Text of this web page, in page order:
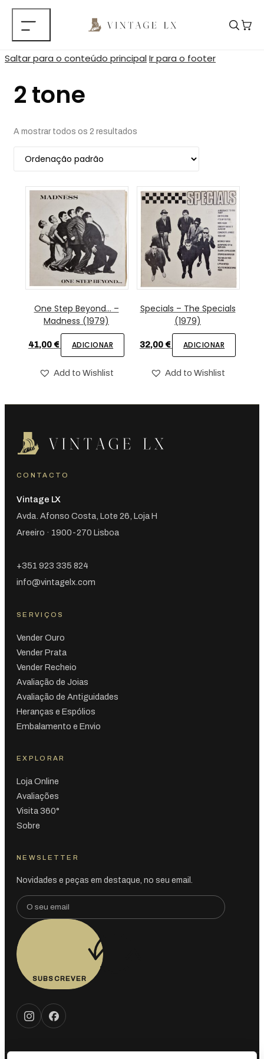
Saltar para o conteúdo principalIr para o footer
2 tone
A mostrar todos os 2 resultados
One Step Beyond… –
Madness (1979)
41,00 € ADICIONAR
Add to Wishlist
Specials – The Specials
(1979)
32,00 € ADICIONAR
Add to Wishlist
CONTACTO
Vintage LX
Avda. Afonso Costa, Lote 26, Loja H
Areeiro · 1900-270 Lisboa
+351 923 335 824
info@vintagelx.com
SERVIÇOS
Vender Ouro
Vender Prata
Vender Recheio
Avaliação de Joias
Avaliação de Antiguidades
Heranças e Espólios
Embalamento e Envio
EXPLORAR
Loja Online
Avaliações
Visita 360°
Sobre
NEWSLETTER
Novidades e peças em destaque, no seu email.
SUBSCREVER